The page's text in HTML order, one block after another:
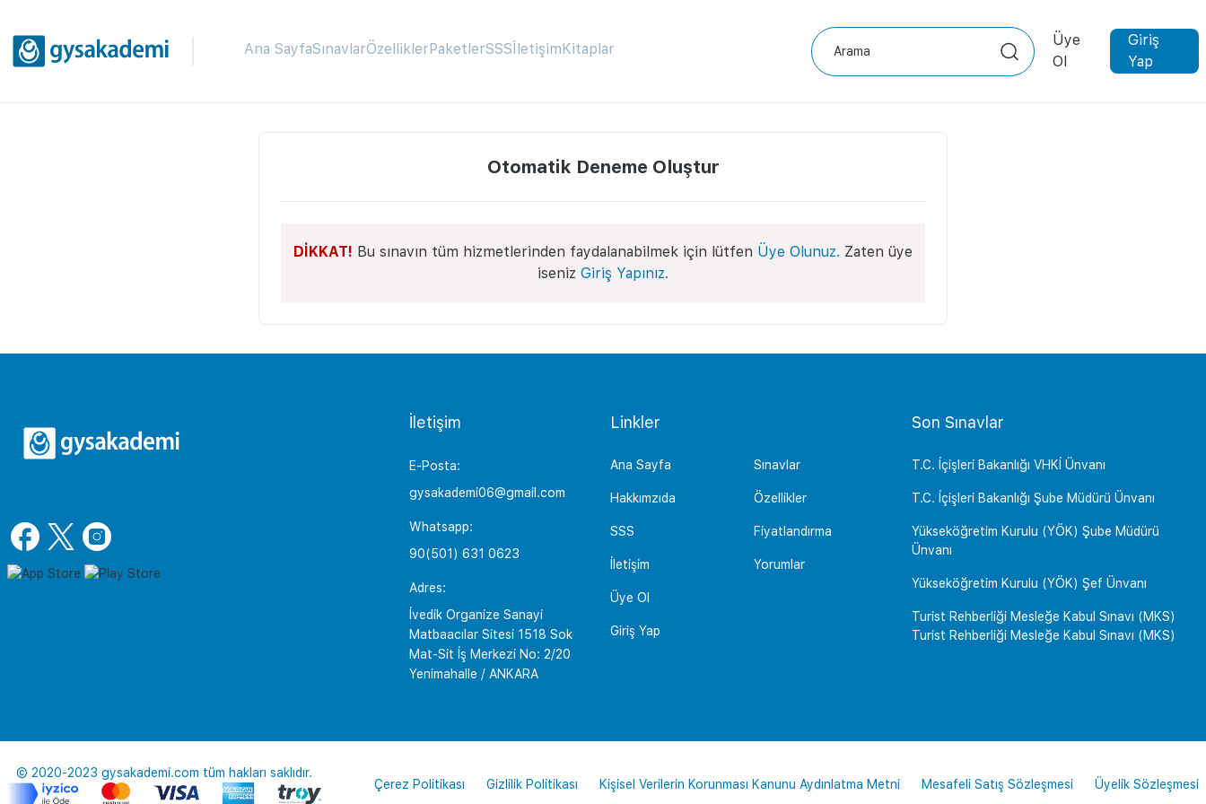
Ana SayfaSınavlarÖzelliklerPaketlerSSSİletişimKitaplar
Üye
Ol
Giriş
Yap
Otomatik Deneme Oluştur
DİKKAT! Bu sınavın tüm hizmetlerinden faydalanabilmek için lütfen Üye Olunuz. Zaten üye
iseniz Giriş Yapınız.
İletişim
E-Posta:
gysakademi06@gmail.com
Whatsapp:
90(501) 631 0623
Adres:
İvedik Organize Sanayi
Matbaacılar Sitesi 1518 Sok
Mat-Sit İş Merkezi No: 2/20
Yenimahalle / ANKARA
Linkler
Ana Sayfa
Hakkımzıda
SSS
İletişim
Üye Ol
Giriş Yap
Sınavlar
Özellikler
Fiyatlandırma
Yorumlar
Son Sınavlar
T.C. İçişleri Bakanlığı VHKİ Ünvanı
T.C. İçişleri Bakanlığı Şube Müdürü Ünvanı
Yükseköğretim Kurulu (YÖK) Şube Müdürü
Ünvanı
Yükseköğretim Kurulu (YÖK) Şef Ünvanı
Turist Rehberliği Mesleğe Kabul Sınavı (MKS)
Turist Rehberliği Mesleğe Kabul Sınavı (MKS)
© 2020-2023 gysakademi.com tüm hakları saklıdır.
Çerez Politikası
Gizlilik Politikası Kişisel Verilerin Korunması Kanunu Aydınlatma Metni Mesafeli Satış Sözleşmesi Üyelik Sözleşmesi